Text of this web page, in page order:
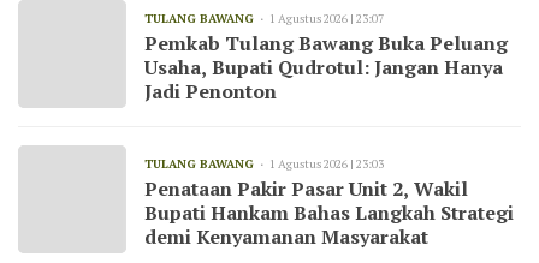
TULANG BAWANG 1 Agustus 2026 | 23:07
Pemkab Tulang Bawang Buka Peluang
Usaha, Bupati Qudrotul: Jangan Hanya
Jadi Penonton
TULANG BAWANG 1 Agustus 2026 | 23:03
Penataan Pakir Pasar Unit 2, Wakil
Bupati Hankam Bahas Langkah Strategi
demi Kenyamanan Masyarakat